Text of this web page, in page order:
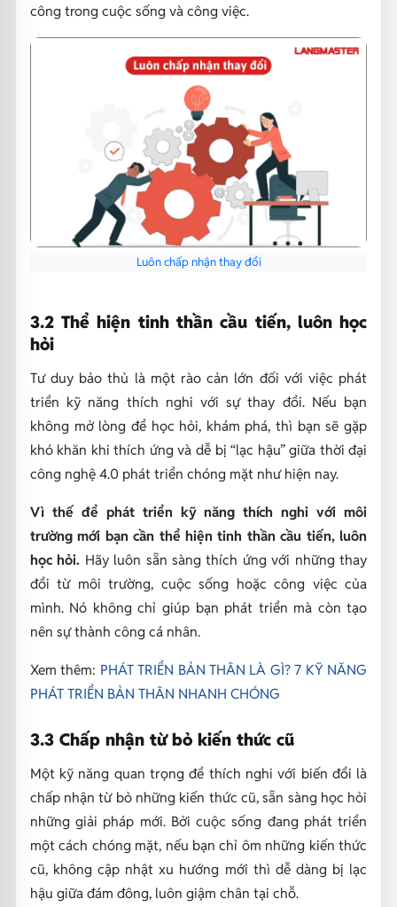
công trong cuộc sống và công việc.
Luôn chấp nhận thay đổi
3.2 Thể hiện tinh thần cầu tiến, luôn học
hỏi
Tư duy bảo thủ là một rào cản lớn đối với việc phát
triển kỹ năng thích nghi với sự thay đổi. Nếu bạn
không mở lòng để học hỏi, khám phá, thì bạn sẽ gặp
khó khăn khi thích ứng và dễ bị “lạc hậu” giữa thời đại
công nghệ 4.0 phát triển chóng mặt như hiện nay.
Vì thế để phát triển kỹ năng thích nghi với môi
trường mới bạn cần thể hiện tinh thần cầu tiến, luôn
học hỏi. Hãy luôn sẵn sàng thích ứng với những thay
đổi từ môi trường, cuộc sống hoặc công việc của
mình. Nó không chỉ giúp bạn phát triển mà còn tạo
nên sự thành công cá nhân.
Xem thêm: PHÁT TRIỂN BẢN THÂN LÀ GÌ? 7 KỸ NĂNG
PHÁT TRIỂN BẢN THÂN NHANH CHÓNG
3.3 Chấp nhận từ bỏ kiến thức cũ
Một kỹ năng quan trọng để thích nghi với biến đổi là
chấp nhận từ bỏ những kiến thức cũ, sẵn sàng học hỏi
những giải pháp mới. Bởi cuộc sống đang phát triển
một cách chóng mặt, nếu bạn chỉ ôm những kiến thức
cũ, không cập nhật xu hướng mới thì dễ dàng bị lạc
hậu giữa đám đông, luôn giậm chân tại chỗ.